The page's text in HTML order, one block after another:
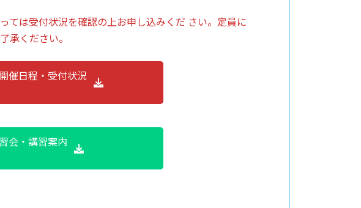
ては受付状況を確認の上お申し込みくだ さい。定員に
承ください。
催日程・受付状況
会・講習案内